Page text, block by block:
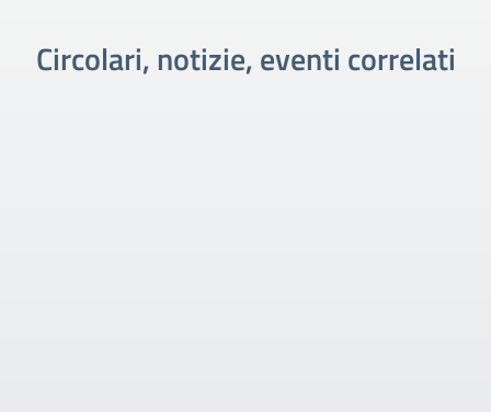
Circolari, notizie, eventi correlati